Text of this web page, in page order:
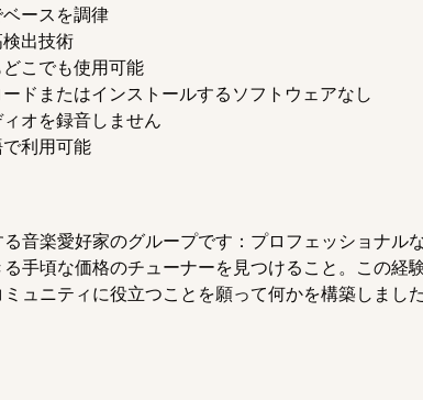
ースを調律
出技術
こでも使用可能
ドまたはインストールするソフトウェアなし
オを録音しません
利用可能
音楽愛好家のグループです：プロフェッショナ
手頃な価格のチューナーを見つけること。この
ュニティに役立つことを願って何かを構築しま